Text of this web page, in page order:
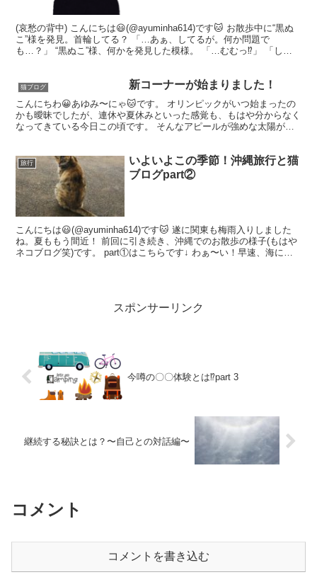
(哀愁の背中) こんにちは😃(@ayuminha614)です🐱 お散歩中に“黒ぬ
こ”様を発見。首輪してる？ 「…あぁ、してるが。何か問題で
も…？」 “黒ぬこ”様、何かを発見した模様。 「…むむっ⁉︎」 「しゃ
猫ブログ 新コーナーが始まりました！
こんにちわ😀あゆみ〜にゃ🐱です。 オリンピックがいつ始まったの
かも曖昧でしたが、連休や夏休みといった感覚も、もはや分からなく
なってきている今日この頃です。 そんなアピールが強めな太陽が照
旅行
いよいよこの季節！沖縄旅行と猫
ブログpart②
こんにちは😃(@ayuminha614)です🐱 遂に関東も梅雨入りしました
ね。夏ももう間近！ 前回に引き続き、沖縄でのお散歩の様子(もはや
ネコブログ笑)です。 part①はこちらです↓ わぁ〜い！早速、海に出
スポンサーリンク
今噂の〇〇体験とは⁉︎part 3
継続する秘訣とは？〜自己との対話編〜
コメント
コメントを書き込む